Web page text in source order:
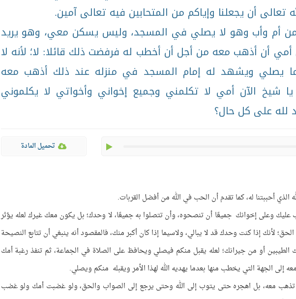
تعالى أن يجعلنا وإياكم من المتحابين فيه تعالى آمين.
أم وأب وهو لا يصلي في المسجد، وليس يسكن معي، وهو يريد
أمي أن أذهب معه من أجل أن أخطب له فرفضت ذلك قائلا: لا؛ لأنه لا
يصلي ويشهد له إمام المسجد في منزله عند ذلك أذهب معه
شيخ الآن أمي لا تكلمني وجميع إخواني وأخواتي لا يكلموني
لله على كل حال؟
تحميل المادة
الذي أحببتنا له، كما تقدم أن الحب في الله من أفضل القربات.
وعلى إخوانك جميعًا أن تنصحوه، وأن تتصلوا به جميعًا، لا وحدك؛ بل يكون معك غيرك لعله يؤثر
لأنك إذا كنت وحدك قد لا يبالي، ولاسيما إذا كان أكبر منك، فالمقصود أنه ينبغي أن تتابع النصيحة
أو من جيرانك؛ لعله يقبل منكم فيصلي ويحافظ على الصلاة في الجماعة، ثم تنفذ رغبة أمك
إلى الجهة التي يخطب منها بعدما يهديه الله لهذا الأمر ويقبله منكم ويصلي.
تذهب معه، بل اهجره حتى يتوب إلى الله وحتى يرجع إلى الصواب والحق، ولو غضبت أمك ولو غضب